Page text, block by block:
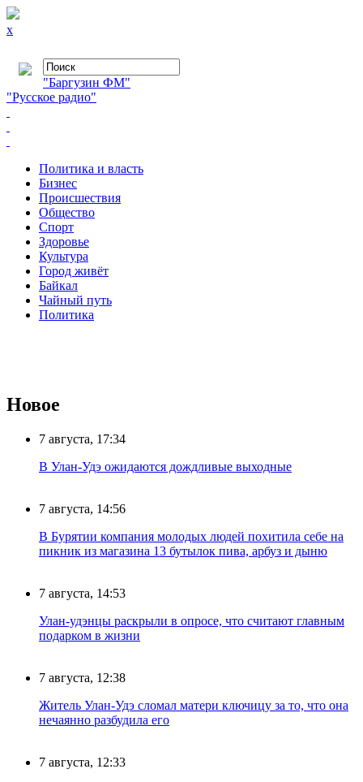
x
"Баргузин ФМ"
"Русское радио"
Политика и власть
Бизнес
Происшествия
Общество
Cпорт
Здоровье
Культура
Город живёт
Байкал
Чайный путь
Политика
Новое
7 августа, 17:34
В Улан-Удэ ожидаются дождливые выходные
7 августа, 14:56
В Бурятии компания молодых людей похитила себе на
пикник из магазина 13 бутылок пива, арбуз и дыню
7 августа, 14:53
Улан-удэнцы раскрыли в опросе, что считают главным
подарком в жизни
7 августа, 12:38
Житель Улан-Удэ сломал матери ключицу за то, что она
нечаянно разбудила его
7 августа, 12:33